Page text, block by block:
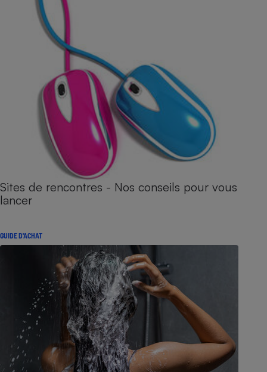
Sites de rencontres - Nos conseils pour vous
lancer
GUIDE D'ACHAT